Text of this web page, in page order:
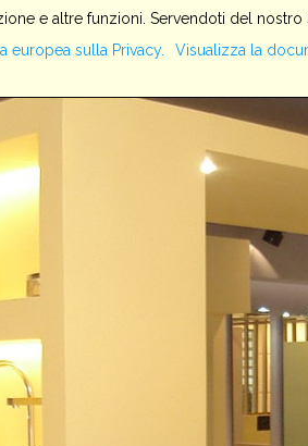
HOME SERVIZI
e altre funzioni. Servendoti del
europea sulla Privacy.
Visualizza la